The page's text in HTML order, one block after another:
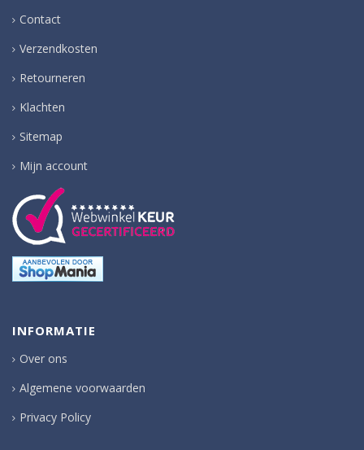
Contact
Verzendkosten
Retourneren
Klachten
Sitemap
Mijn account
INFORMATIE
Over ons
Algemene voorwaarden
Privacy Policy